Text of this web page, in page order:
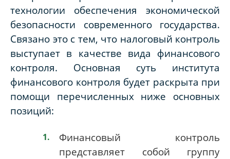
технологии обеспечения экономической
безопасности современного государства.
Связано это с тем, что налоговый контроль
выступает в качестве вида финансового
контроля. Основная суть института
финансового контроля будет раскрыта при
помощи перечисленных ниже основных
позиций:
Финансовый контроль
представляет собой группу